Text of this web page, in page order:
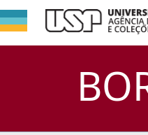
Assunto
DSpace/